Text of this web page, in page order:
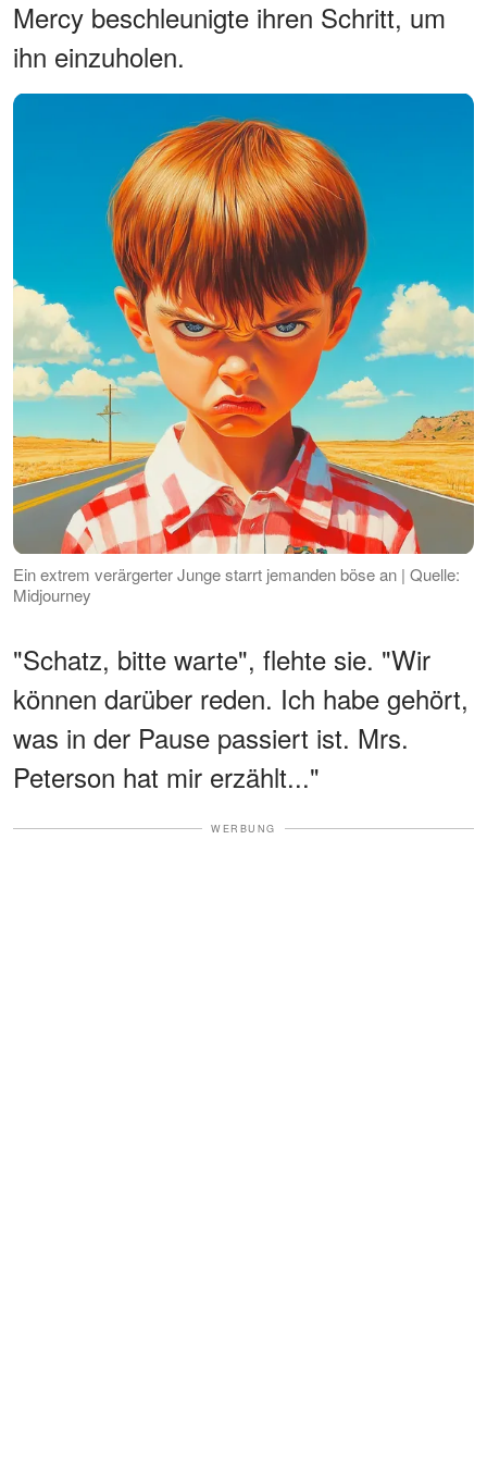
Mercy beschleunigte ihren Schritt, um
ihn einzuholen.
Ein extrem verärgerter Junge starrt jemanden böse an | Quelle:
Midjourney
"Schatz, bitte warte", flehte sie. "Wir
können darüber reden. Ich habe gehört,
was in der Pause passiert ist. Mrs.
Peterson hat mir erzählt..."
WERBUNG